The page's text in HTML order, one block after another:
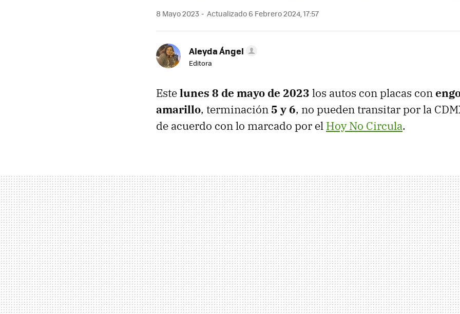
8 Mayo 2023 Actualizado 6 Febrero 2024, 17:57
Aleyda Ángel
Editora
Estelunes 8 de mayo de 2023 los autos con placas con
amarillo, terminación 5 y 6, no pueden transitar por la
de acuerdo con lo marcado por el Hoy No Circula.